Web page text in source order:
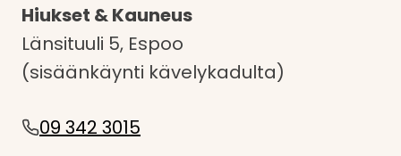
Hiukset & Kauneus
Länsituuli 5, Espoo
(sisäänkäynti kävelykadulta)
09 342 3015